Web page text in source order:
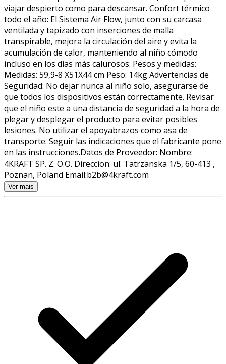
viajar despierto como para descansar. Confort térmico
todo el año: El Sistema Air Flow, junto con su carcasa
ventilada y tapizado con inserciones de malla
transpirable, mejora la circulación del aire y evita la
acumulación de calor, manteniendo al niño cómodo
incluso en los días más calurosos. Pesos y medidas:
Medidas: 59,9-8 X51X44 cm Peso: 14kg Advertencias de
Seguridad: No dejar nunca al niño solo, asegurarse de
que todos los dispositivos están correctamente. Revisar
que el niño este a una distancia de seguridad a la hora de
plegar y desplegar el producto para evitar posibles
lesiones. No utilizar el apoyabrazos como asa de
transporte. Seguir las indicaciones que el fabricante pone
en las instrucciones.Datos de Proveedor: Nombre:
4KRAFT SP. Z. O.O. Direccion: ul. Tatrzanska 1/5, 60-413 ,
Poznan, Poland Email:b2b@4kraft.com
Ver mais